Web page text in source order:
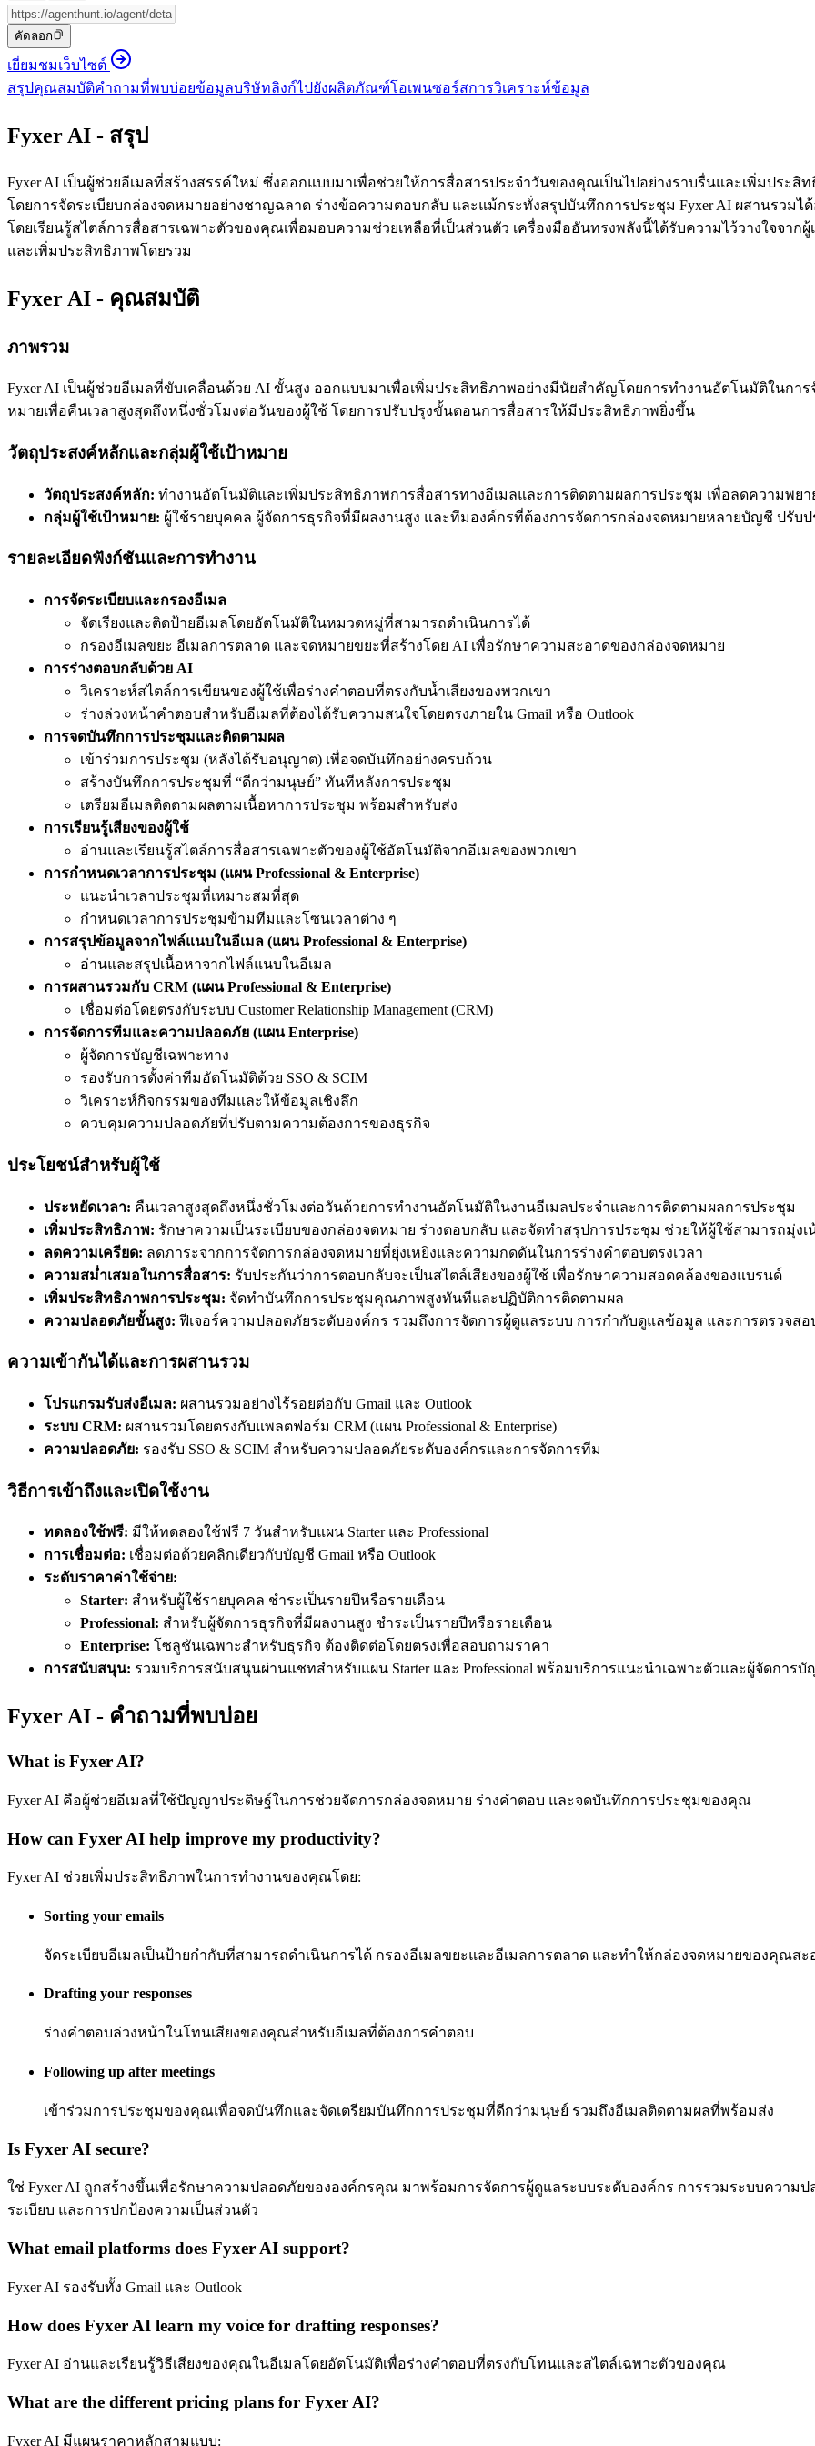
คัดลอก
เยี่ยมชมเว็บไซต์
สรุปคุณสมบัติคำถามที่พบบ่อยข้อมูลบริษัทลิงก์ไปยังผลิตภัณฑ์โอเพนซอร์สการวิเคราะห์ข้อมูล
Fyxer AI - สรุป
Fyxer AI เป็นผู้ช่วยอีเมลที่สร้างสรรค์ใหม่ ซึ่งออกแบบมาเพื่อช่วยให้การสื่อสารประจำวันของคุณเป็นไปอย่างราบรื่นและเพิ่มประ
โดยการจัดระเบียบกล่องจดหมายอย่างชาญฉลาด ร่างข้อความตอบกลับ และแม้กระทั่งสรุปบันทึกการประชุม Fyxer AI ผสานรวมไ
โดยเรียนรู้สไตล์การสื่อสารเฉพาะตัวของคุณเพื่อมอบความช่วยเหลือที่เป็นส่วนตัว เครื่องมืออันทรงพลังนี้ได้รับความไว้วางใจจาก
และเพิ่มประสิทธิภาพโดยรวม
Fyxer AI - คุณสมบัติ
ภาพรวม
Fyxer AI เป็นผู้ช่วยอีเมลที่ขับเคลื่อนด้วย AI ขั้นสูง ออกแบบมาเพื่อเพิ่มประสิทธิภาพอย่างมีนัยสำคัญโดยการทำงานอัตโนมัติในกา
หมายเพื่อคืนเวลาสูงสุดถึงหนึ่งชั่วโมงต่อวันของผู้ใช้ โดยการปรับปรุงขั้นตอนการสื่อสารให้มีประสิทธิภาพยิ่งขึ้น
วัตถุประสงค์หลักและกลุ่มผู้ใช้เป้าหมาย
วัตถุประสงค์หลัก: ทำงานอัตโนมัติและเพิ่มประสิทธิภาพการสื่อสารทางอีเมลและการติดตามผลการประชุม เพื่อลดความพย
กลุ่มผู้ใช้เป้าหมาย: ผู้ใช้รายบุคคล ผู้จัดการธุรกิจที่มีผลงานสูง และทีมองค์กรที่ต้องการจัดการกล่องจดหมายหลายบัญชี ปรับ
รายละเอียดฟังก์ชันและการทำงาน
การจัดระเบียบและกรองอีเมล
จัดเรียงและติดป้ายอีเมลโดยอัตโนมัติในหมวดหมู่ที่สามารถดำเนินการได้
กรองอีเมลขยะ อีเมลการตลาด และจดหมายขยะที่สร้างโดย AI เพื่อรักษาความสะอาดของกล่องจดหมาย
การร่างตอบกลับด้วย AI
วิเคราะห์สไตล์การเขียนของผู้ใช้เพื่อร่างคำตอบที่ตรงกับน้ำเสียงของพวกเขา
ร่างล่วงหน้าคำตอบสำหรับอีเมลที่ต้องได้รับความสนใจโดยตรงภายใน Gmail หรือ Outlook
การจดบันทึกการประชุมและติดตามผล
เข้าร่วมการประชุม (หลังได้รับอนุญาต) เพื่อจดบันทึกอย่างครบถ้วน
สร้างบันทึกการประชุมที่ “ดีกว่ามนุษย์” ทันทีหลังการประชุม
เตรียมอีเมลติดตามผลตามเนื้อหาการประชุม พร้อมสำหรับส่ง
การเรียนรู้เสียงของผู้ใช้
อ่านและเรียนรู้สไตล์การสื่อสารเฉพาะตัวของผู้ใช้อัตโนมัติจากอีเมลของพวกเขา
การกำหนดเวลาการประชุม (แผน Professional & Enterprise)
แนะนำเวลาประชุมที่เหมาะสมที่สุด
กำหนดเวลาการประชุมข้ามทีมและโซนเวลาต่าง ๆ
การสรุปข้อมูลจากไฟล์แนบในอีเมล (แผน Professional & Enterprise)
อ่านและสรุปเนื้อหาจากไฟล์แนบในอีเมล
การผสานรวมกับ CRM (แผน Professional & Enterprise)
เชื่อมต่อโดยตรงกับระบบ Customer Relationship Management (CRM)
การจัดการทีมและความปลอดภัย (แผน Enterprise)
ผู้จัดการบัญชีเฉพาะทาง
รองรับการตั้งค่าทีมอัตโนมัติด้วย SSO & SCIM
วิเคราะห์กิจกรรมของทีมและให้ข้อมูลเชิงลึก
ควบคุมความปลอดภัยที่ปรับตามความต้องการของธุรกิจ
ประโยชน์สำหรับผู้ใช้
ประหยัดเวลา: คืนเวลาสูงสุดถึงหนึ่งชั่วโมงต่อวันด้วยการทำงานอัตโนมัติในงานอีเมลประจำและการติดตามผลการประชุม
เพิ่มประสิทธิภาพ: รักษาความเป็นระเบียบของกล่องจดหมาย ร่างตอบกลับ และจัดทำสรุปการประชุม ช่วยให้ผู้ใช้สามารถมุ่ง
ลดความเครียด: ลดภาระจากการจัดการกล่องจดหมายที่ยุ่งเหยิงและความกดดันในการร่างคำตอบตรงเวลา
ความสม่ำเสมอในการสื่อสาร: รับประกันว่าการตอบกลับจะเป็นสไตล์เสียงของผู้ใช้ เพื่อรักษาความสอดคล้องของแบรนด์
เพิ่มประสิทธิภาพการประชุม: จัดทำบันทึกการประชุมคุณภาพสูงทันทีและปฏิบัติการติดตามผล
ความปลอดภัยขั้นสูง: ฟีเจอร์ความปลอดภัยระดับองค์กร รวมถึงการจัดการผู้ดูแลระบบ การกำกับดูแลข้อมูล และการตรวจส
ความเข้ากันได้และการผสานรวม
โปรแกรมรับส่งอีเมล: ผสานรวมอย่างไร้รอยต่อกับ Gmail และ Outlook
ระบบ CRM: ผสานรวมโดยตรงกับแพลตฟอร์ม CRM (แผน Professional & Enterprise)
ความปลอดภัย: รองรับ SSO & SCIM สำหรับความปลอดภัยระดับองค์กรและการจัดการทีม
วิธีการเข้าถึงและเปิดใช้งาน
ทดลองใช้ฟรี: มีให้ทดลองใช้ฟรี 7 วันสำหรับแผน Starter และ Professional
การเชื่อมต่อ: เชื่อมต่อด้วยคลิกเดียวกับบัญชี Gmail หรือ Outlook
ระดับราคาค่าใช้จ่าย:
Starter: สำหรับผู้ใช้รายบุคคล ชำระเป็นรายปีหรือรายเดือน
Professional: สำหรับผู้จัดการธุรกิจที่มีผลงานสูง ชำระเป็นรายปีหรือรายเดือน
Enterprise: โซลูชันเฉพาะสำหรับธุรกิจ ต้องติดต่อโดยตรงเพื่อสอบถามราคา
การสนับสนุน: รวมบริการสนับสนุนผ่านแชทสำหรับแผน Starter และ Professional พร้อมบริการแนะนำเฉพาะตัวและผู้จัดการ
Fyxer AI - คำถามที่พบบ่อย
What is Fyxer AI?
Fyxer AI คือผู้ช่วยอีเมลที่ใช้ปัญญาประดิษฐ์ในการช่วยจัดการกล่องจดหมาย ร่างคำตอบ และจดบันทึกการประชุมของคุณ
How can Fyxer AI help improve my productivity?
Fyxer AI ช่วยเพิ่มประสิทธิภาพในการทำงานของคุณโดย:
Sorting your emails
จัดระเบียบอีเมลเป็นป้ายกำกับที่สามารถดำเนินการได้ กรองอีเมลขยะและอีเมลการตลาด และทำให้กล่องจดหมายของคุณสะ
Drafting your responses
ร่างคำตอบล่วงหน้าในโทนเสียงของคุณสำหรับอีเมลที่ต้องการคำตอบ
Following up after meetings
เข้าร่วมการประชุมของคุณเพื่อจดบันทึกและจัดเตรียมบันทึกการประชุมที่ดีกว่ามนุษย์ รวมถึงอีเมลติดตามผลที่พร้อมส่ง
Is Fyxer AI secure?
ใช่ Fyxer AI ถูกสร้างขึ้นเพื่อรักษาความปลอดภัยขององค์กรคุณ มาพร้อมการจัดการผู้ดูแลระบบระดับองค์กร การรวมระบบควา
ระเบียบ และการปกป้องความเป็นส่วนตัว
What email platforms does Fyxer AI support?
Fyxer AI รองรับทั้ง Gmail และ Outlook
How does Fyxer AI learn my voice for drafting responses?
Fyxer AI อ่านและเรียนรู้วิธีเสียงของคุณในอีเมลโดยอัตโนมัติเพื่อร่างคำตอบที่ตรงกับโทนและสไตล์เฉพาะตัวของคุณ
What are the different pricing plans for Fyxer AI?
Fyxer AI มีแผนราคาหลักสามแบบ: